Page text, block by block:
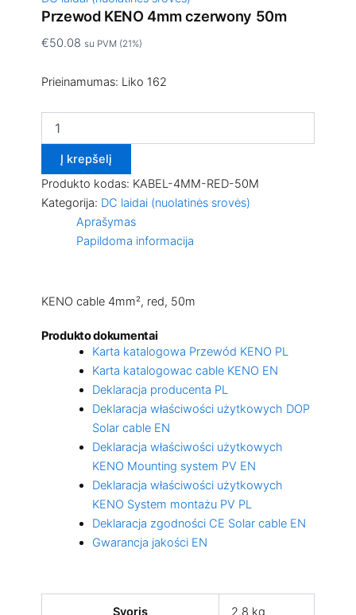
Przewod KENO 4mm czerwony 50m
€50.08 su PVM (21%)
Prieinamumas: Liko 162
Į krepšelį
Produkto kodas: KABEL-4MM-RED-50M
Kategorija: DC laidai (nuolatinės srovės)
Aprašymas
Papildoma informacija
KENO cable 4mm², red, 50m
Produkto dokumentai
Karta katalogowa Przewód KENO PL
Karta katalogowac cable KENO EN
Deklaracja producenta PL
Deklaracja właściwości użytkowych DOP
Solar cable EN
Deklaracja właściwości użytkowych
KENO Mounting system PV EN
Deklaracja właściwości użytkowych
KENO System montażu PV PL
Deklaracja zgodności CE Solar cable EN
Gwarancja jakości EN
Svoris 2.8 kg